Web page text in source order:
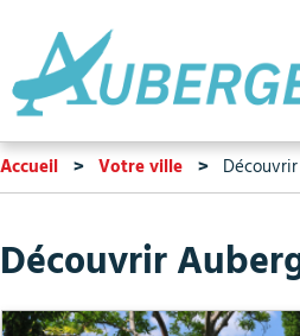
Accueil Votre ville
Découvrir